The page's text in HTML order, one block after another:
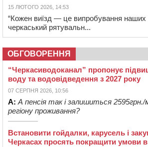
15 ЛЮТОГО 2026, 14:53
“Кожен виїзд — це випробування наших
черкаський рятувальн...
ОБГОВОРЕННЯ
“Черкасиводоканал” пропонує
воду та водовідведення з 2027 року
07 СЕРПНЯ 2026, 10:56
А: А пенсія так і залишиться 2595грн./
регіону проживання?
Встановити гойдалки, карусель і
Черкасах просять покращити умови